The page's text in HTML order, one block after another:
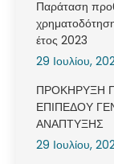
Παράταση
έτος 2023
29 Ιουλίου,
ΠΡΟΚΗΡΥΞΗ
ΕΠΙΠΕΔΟΥ
ΑΝΑΠΤΥΞΗΣ
29 Ιουλίου,